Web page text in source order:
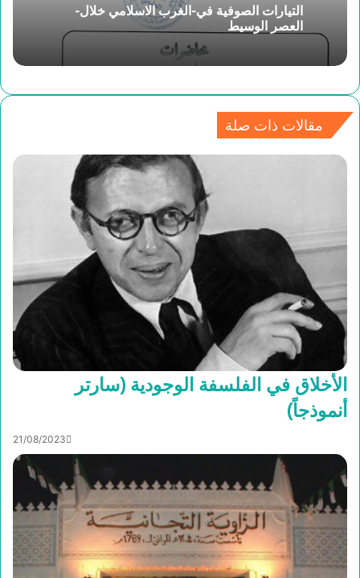
التيارات الصوفية في-الغرب الاسلامي خلال-
العصر الوسيط
مقالات ذات صلة
الأخلاق في الفلسفة الوجودية (سارتر
أنموذجاً)
21/08/2023